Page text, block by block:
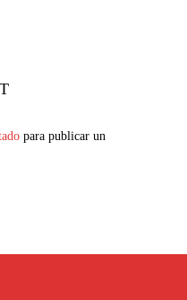
para publicar un